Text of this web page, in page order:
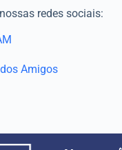
redes sociais:
Amigos